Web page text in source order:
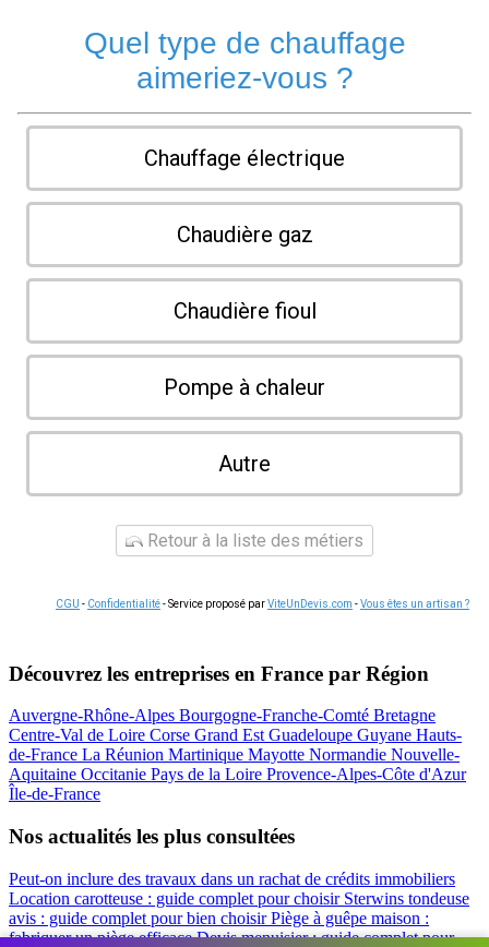
Quel type de chauffage
aimeriez-vous ?
Chauffage électrique
Chaudière gaz
Chaudière fioul
Pompe à chaleur
Autre
Retour à la liste des métiers
CGU - Confidentialité- Service proposé parViteUnDevis.com -Vous êtes un artisan ?
Découvrez les entreprises en France par Région
Auvergne-Rhône-Alpes Bourgogne-Franche-Comté Bretagne
Centre-Val de Loire Corse Grand EstGuadeloupe Guyane Hauts-
de-France La Réunion Martinique Mayotte Normandie Nouvelle-
Aquitaine Occitanie Pays de la Loire Provence-Alpes-Côte d'Azur
Île-de-France
Nos actualités les plus consultées
Peut-on inclure des travaux dans un rachat de crédits immobiliers
Location carotteuse : guide complet pour choisir Sterwins tondeuse
avis : guide complet pour bien choisirPiège à guêpe maison :
fabriquer un piège efficaceDevis menuisier : guide complet pour